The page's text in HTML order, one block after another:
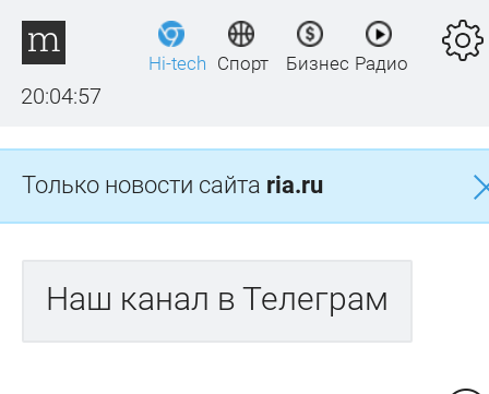
20:04:57
Hi-tech Спорт Бизнес Радио
Только новости сайта ria.ru
Наш канал в Телеграм